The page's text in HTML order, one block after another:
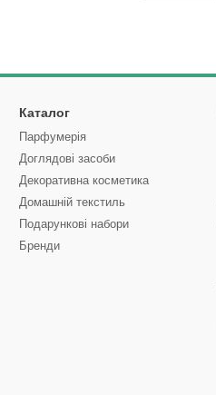
Каталог
Парфумерія
Доглядові засоби
Декоративна косметика
Домашній текстиль
Подарункові набори
Бренди